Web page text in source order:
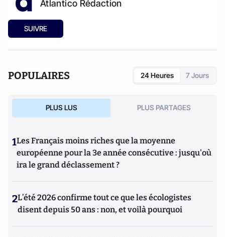
Atlantico Rédaction
SUIVRE
POPULAIRES 24 Heures 7 Jours
PLUS LUS PLUS PARTAGES
1Les Français moins riches que la moyenne
européenne pour la 3e année consécutive : jusqu'où
ira le grand déclassement ?
2L’été 2026 confirme tout ce que les écologistes
disent depuis 50 ans : non, et voilà pourquoi